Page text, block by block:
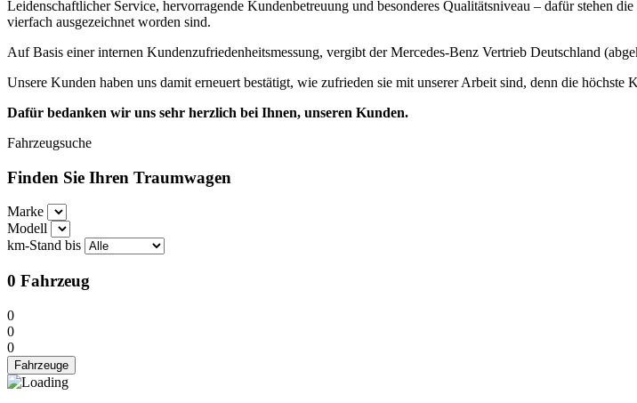
Leidenschaftlicher Service, hervorragende Kundenbetreuung und besonderes Qualitätsniveau – dafür stehen
vierfach ausgezeichnet worden sind.
Auf Basis einer internen Kundenzufriedenheitsmessung, vergibt der Mercedes-Benz Vertrieb Deutschland
Unsere Kunden haben uns damit erneuert bestätigt, wie zufrieden sie mit unserer Arbeit sind, denn die höchste
Dafür bedanken wir uns sehr herzlich bei Ihnen, unseren Kunden.
Fahrzeugsuche
Finden Sie Ihren Traumwagen
Marke
Modell
km-Stand bis
0 Fahrzeug
0
0
0
Fahrzeuge